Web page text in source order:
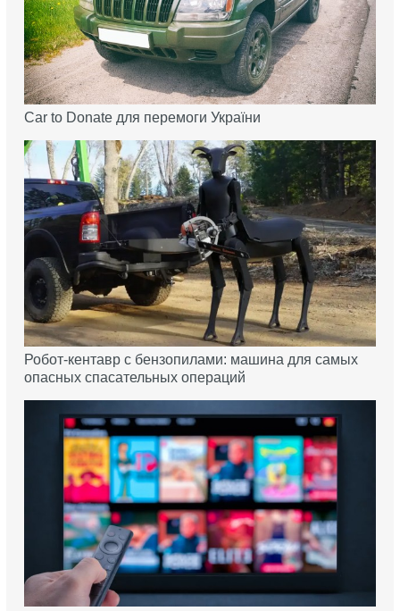
Car to Donate для перемоги України
Робот-кентавр с бензопилами: машина для самых
опасных спасательных операций